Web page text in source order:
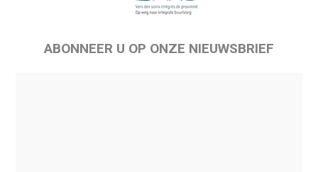
ABONNEER U OP ONZE NIEUWSBRIEF